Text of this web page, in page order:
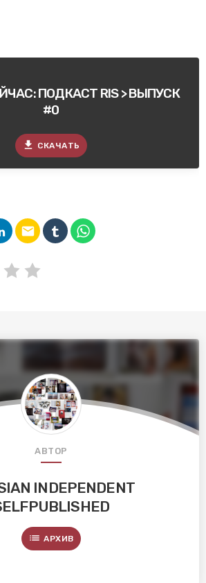
ПОДКАСТ RIS > ВЫПУСК
#0
file_download СКАЧАТЬ
email
АВТОР
INDEPENDENT
list АРХИВ